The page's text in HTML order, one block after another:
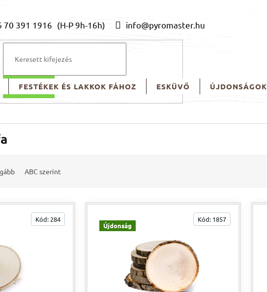
70 391 1916 info@pyromaster.hu
KERESÉS
FESTÉKEK ÉS LAKKOK FÁHOZ ESKÜVŐ ÚJDONSÁGOK
ABC szerint
Kód: 284
Újdonság
Kód: 1857